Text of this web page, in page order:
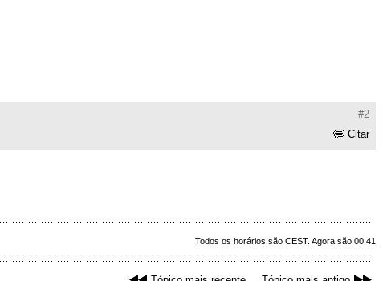
#2
Citar
Todos os horários são CEST. Agora são 00:41